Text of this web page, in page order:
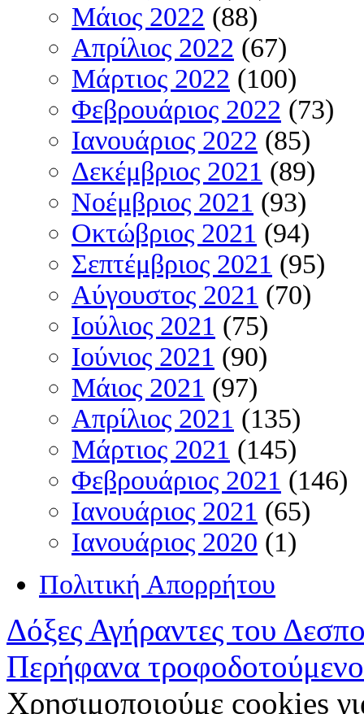
Μάιος 2022 (88)
Απρίλιος 2022 (67)
Μάρτιος 2022 (100)
Φεβρουάριος 2022 (73)
Ιανουάριος 2022 (85)
Δεκέμβριος 2021 (89)
Νοέμβριος 2021 (93)
Οκτώβριος 2021 (94)
Σεπτέμβριος 2021 (95)
Αύγουστος 2021 (70)
Ιούλιος 2021 (75)
Ιούνιος 2021 (90)
Μάιος 2021 (97)
Απρίλιος 2021 (135)
Μάρτιος 2021 (145)
Φεβρουάριος 2021 (146)
Ιανουάριος 2021 (65)
Ιανουάριος 2020 (1)
Πολιτική Απορρήτου
Δόξες Αγήραντες του
Περήφανα
Χρησιμοποιούμε cookies